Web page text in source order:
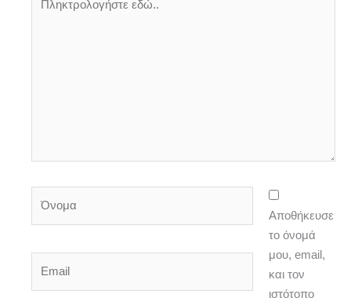
Αποθήκευσε
το όνομά
μου, email,
και τον
ιστότοπο